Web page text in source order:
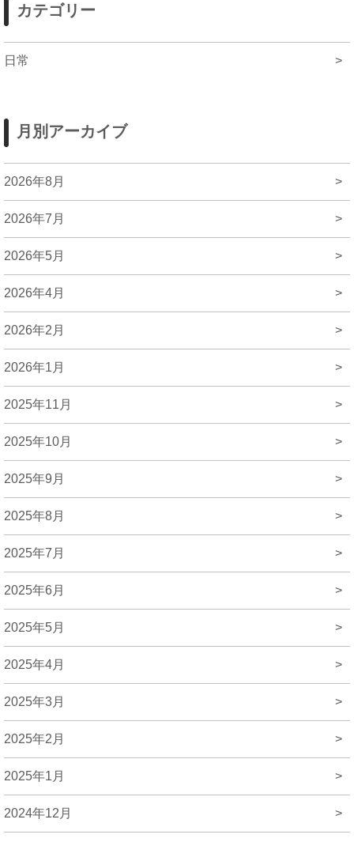
カテゴリー
日常 >
月別アーカイブ
2026年8月 >
2026年7月 >
2026年5月 >
2026年4月 >
2026年2月 >
2026年1月 >
2025年11月 >
2025年10月 >
2025年9月 >
2025年8月 >
2025年7月 >
2025年6月 >
2025年5月 >
2025年4月 >
2025年3月 >
2025年2月 >
2025年1月 >
2024年12月 >